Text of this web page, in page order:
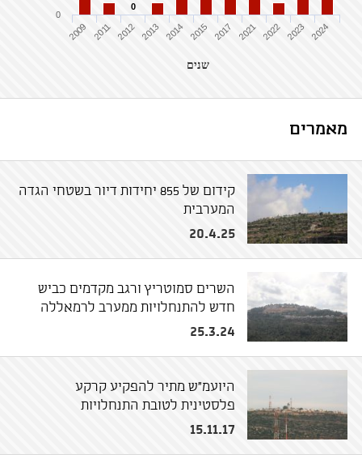
שנים
2009 2011 2012 2013 2014 2015 2017 2021 2022 2023 2024
0
0
מאמרים
קידום של 855 יחידות דיור בשטחי הגדה
המערבית
20.4.25
השרים סמוטריץ ורגב מקדמים כביש
חדש להתנחלויות ממערב לרמאללה
25.3.24
היועמ"ש מתיר להפקיע קרקע
פלסטינית לטובת התנחלויות
15.11.17